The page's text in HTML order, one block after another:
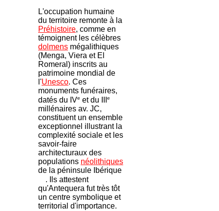
L'occupation humaine
du territoire remonte à la
Préhistoire, comme en
témoignent les célèbres
dolmens mégalithiques
(Menga, Viera et El
Romeral) inscrits au
patrimoine mondial de
l'Unesco. Ces
monuments funéraires,
datés du IVe et du III e
millénaires av. JC,
constituent un ensemble
exceptionnel illustrant la
complexité sociale et les
savoir-faire
architecturaux des
populations néolithiques
de la péninsule Ibérique
. Ils attestent
qu'Antequera fut très tôt
un centre symbolique et
territorial d'importance.